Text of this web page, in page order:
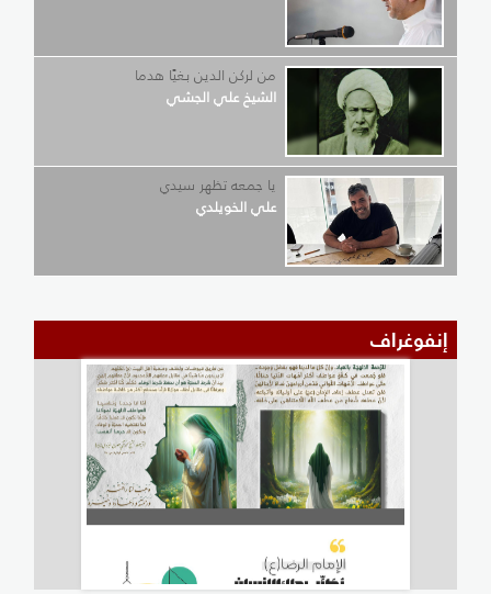
من لركن الدين بغيًا هدما
الشيخ علي الجشي
يا جمعه تظهر سيدي
علي الخويلدي
إنفوغراف